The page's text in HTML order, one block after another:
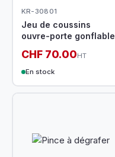
KR-30801
Jeu de coussins
ouvre-porte gonflable
CHF 70.00HT
En stock